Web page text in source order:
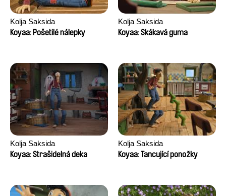
Kolja Saksida
Koyaa: Pošetilé nálepky
Kolja Saksida
Koyaa: Skákavá guma
Kolja Saksida
Koyaa: Strašidelná deka
Kolja Saksida
Koyaa: Tancující ponožky